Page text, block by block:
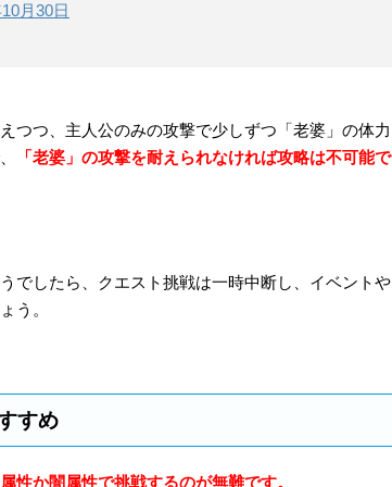
月30日
つつ、主人公のみの攻撃で少しずつ「老婆」の体力
「老婆」の攻撃を耐えられなければ攻略は不可能で
でしたら、クエスト挑戦は一時中断し、イベントや
う。
すめ
性か闇属性で挑戦するのが無難です。